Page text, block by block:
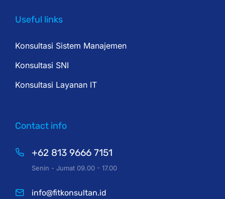
Useful links
Konsultasi Sistem Manajemen
Konsultasi SNI
Konsultasi Layanan IT
Contact info
+62 813 9666 7151
Senin - Jumat 09.00 - 17.00
info@fitkonsultan.id